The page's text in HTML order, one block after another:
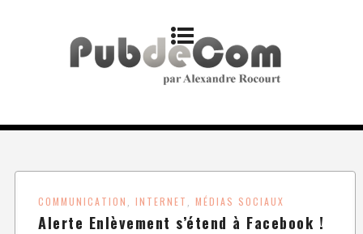
COMMUNICATION ,INTERNET ,MÉDIAS SOCIAUX
Alerte Enlèvement s’étend à Facebook !